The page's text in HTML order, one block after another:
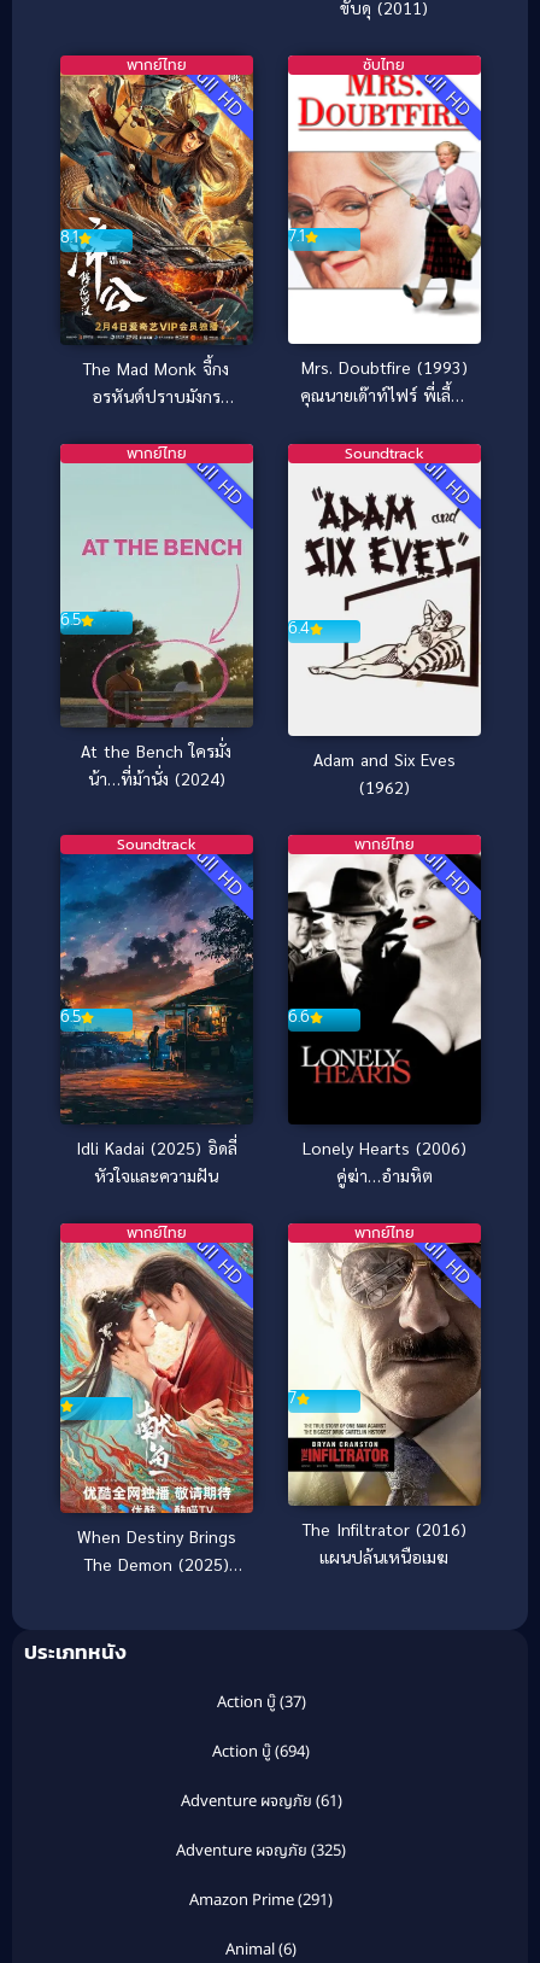
ขับดุ (2011)
Full HD
8.1
พากย์ไทย
The Mad Monk จี้กง
อรหันต์ปราบมังกร
Full HD
7.1
ซับไทย
Mrs. Doubtfire (1993)
คุณนายเด๊าท์ไฟร์ พี่เลี้ยง
Full HD
6.5
พากย์ไทย
At the Bench ใครมั่ง
น้า…ที่ม้านั่ง (2024)
Full HD
6.4
Soundtrack
Adam and Six Eves
(1962)
Full HD
6.5
Soundtrack
Idli Kadai (2025) อิดลี่
หัวใจและความฝัน
Full HD
6.6
พากย์ไทย
Lonely Hearts (2006)
คู่ฆ่า…อำมหิต
Full HD
พากย์ไทย
When Destiny Brings
The Demon (2025)
Full HD
7
พากย์ไทย
The Infiltrator (2016)
แผนปล้นเหนือเมฆ
ประเภทหนัง
Action บู๊(37)
Action บู๊(694)
Adventure ผจญภัย (61)
Adventure ผจญภัย (325)
Amazon Prime(291)
Animal(6)